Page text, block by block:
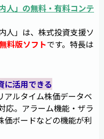
人」の無料・有料コンテ
人」は、株式投資支援ソ
料版ソフトです。特長は
活用できる
アルタイム株価データベ
応。アラーム機能・ザラ
価ボードなどの機能が利